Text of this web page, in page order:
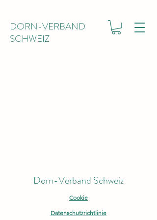
DORN-VERBAND
SCHWEIZ
Dorn-Verband Schweiz
Cookie
Datenschutzrichtlinie